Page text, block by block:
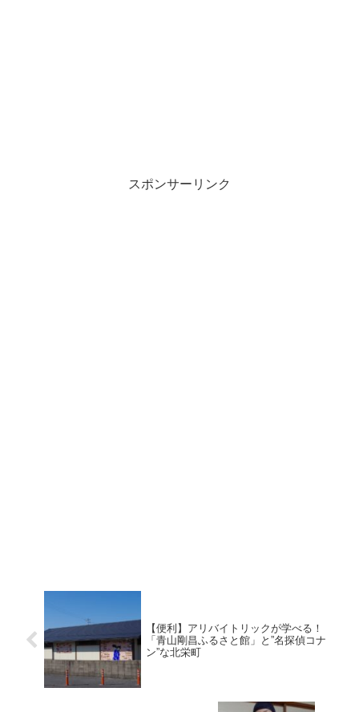
スポンサーリンク
【便利】アリバイトリックが学べる！
「青山剛昌ふるさと館」と”名探偵コナ
ン”な北栄町